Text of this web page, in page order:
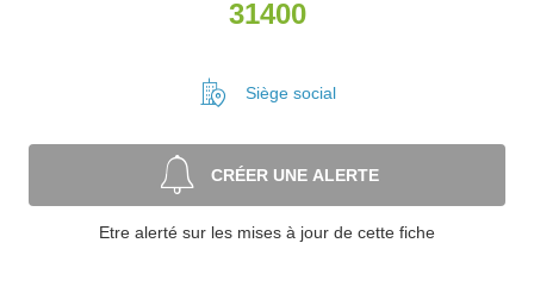
31400
Siège social
CRÉER UNE ALERTE
Etre alerté sur les mises à jour de cette fiche